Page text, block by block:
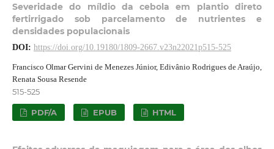
Severidade do míldio da cebola em plantio direto
fertirrigado sob parcelamento de nutrientes e
densidades populacionais
DOI: https://doi.org/10.19180/1809-2667.v23n22021p515-525
Francisco Olmar Gervini de Menezes Júnior, Edivânio Rodrigues de Araújo,
Renata Sousa Resende
515-525
PDF/A EPUB HTML